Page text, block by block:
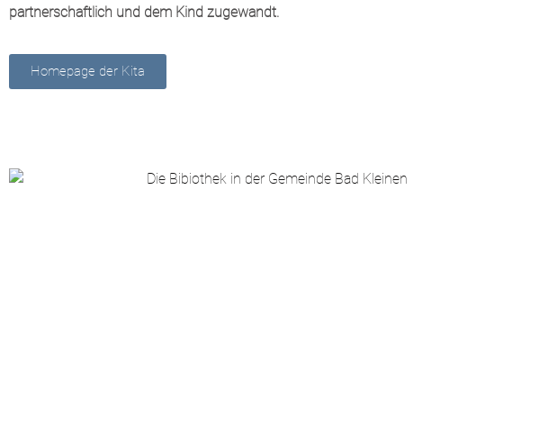
partnerschaftlich und dem Kind zugewandt.
Homepage der Kita